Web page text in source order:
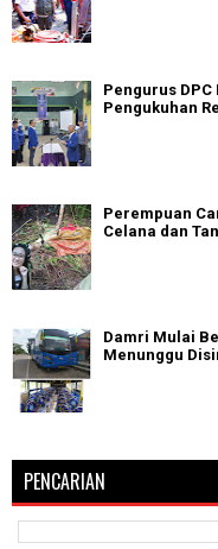
Pengurus
Pengukuhan
Perempuan
Celana dan
Damri Mulai
Menunggu
PENCARIAN